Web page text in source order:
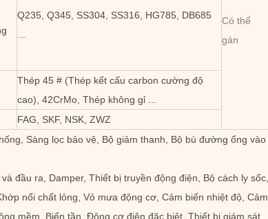
Có thể
gán
Q235, Q345, SS304, SS316, HG785, DB685
Thép 45 # (Thép kết cấu carbon cường độ
cao), 42CrMo, Thép không gỉ ...
FAG, SKF, NSK, ZWZ
Sàng lọc bảo vệ, Bộ giảm thanh, Bộ bù đường ống vào
đầu ra, Damper, Thiết bị truyền động điện, Bộ cách ly sốc,
nối chất lỏng, Vỏ mưa động cơ, Cảm biến nhiệt độ, Cảm
mềm, Biến tần, Động cơ điện đặc biệt, Thiết bị giám sát